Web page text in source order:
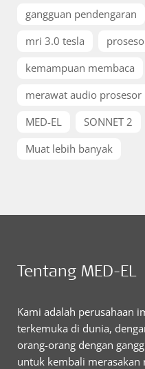
gangguan pendengaran
mri 3.0 tesla
kemampuan membaca
merawat audio prosesor
MED-EL
SONNET 2
Muat lebih banyak
Tentang MED-EL
Kami adalah perusahaan
terkemuka di dunia,
orang-orang dengan
untuk kembali merasakan